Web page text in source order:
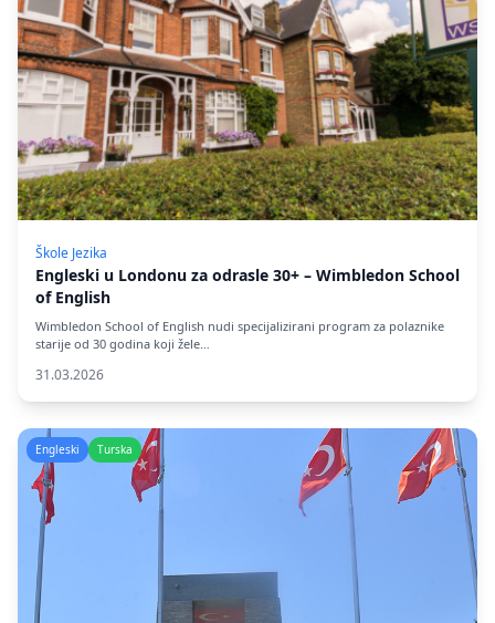
Škole Jezika
Engleski u Londonu za odrasle 30+ – Wimbledon School
of English
Wimbledon School of English nudi specijalizirani program za polaznike
starije od 30 godina koji žele…
31.03.2026
Engleski Turska